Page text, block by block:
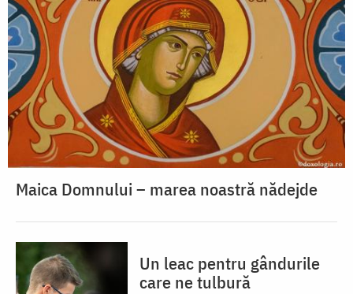
Maica Domnului – marea noastră nădejde
Un leac pentru gândurile
care ne tulbură